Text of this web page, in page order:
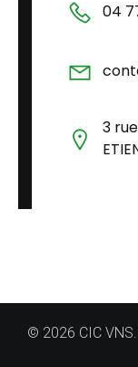
04
3
© 2026 CIC